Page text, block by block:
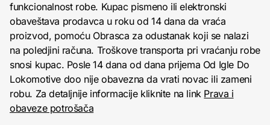
funkcionalnost robe. Kupac pismeno ili elektronski
obaveštava prodavca u roku od 14 dana da vraća
proizvod, pomoću Obrasca za odustanak koji se nalazi
na poledjini računa. Troškove transporta pri vraćanju robe
snosi kupac. Posle 14 dana od dana prijema Od Igle Do
Lokomotive doo nije obavezna da vrati novac ili zameni
robu. Za detaljnije informacije kliknite na link Prava i
obaveze potrošača